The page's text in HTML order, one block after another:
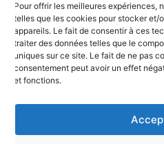
Pour offrir les meilleures expériences,
telles que les cookies pour stocker et/
appareils. Le fait de consentir à ces
traiter des données telles que le
uniques sur ce site. Le fait de ne pas
consentement peut avoir un effet
et fonctions.
Liens utiles
RGPD et confidentialité des
Mentions légales